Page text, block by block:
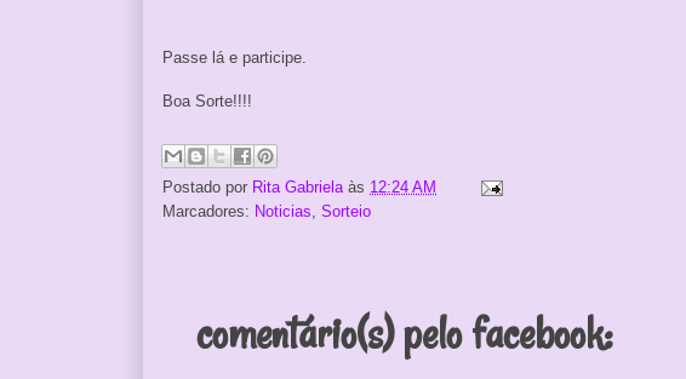
Passe lá e participe.
Boa Sorte!!!!
Postado por Rita Gabriela às 12:24 AM
Marcadores: Noticias, Sorteio
comentário(s) pelo facebook: